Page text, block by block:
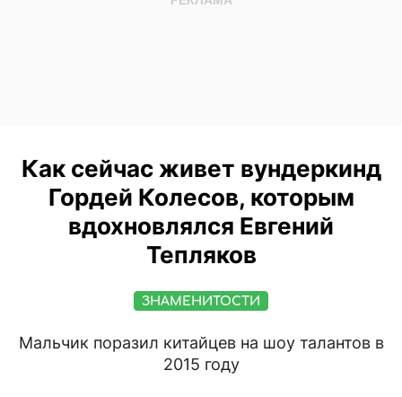
Как сейчас живет вундеркинд
Гордей Колесов, которым
вдохновлялся Евгений
Тепляков
ЗНАМЕНИТОСТИ
Мальчик поразил китайцев на шоу талантов в
2015 году